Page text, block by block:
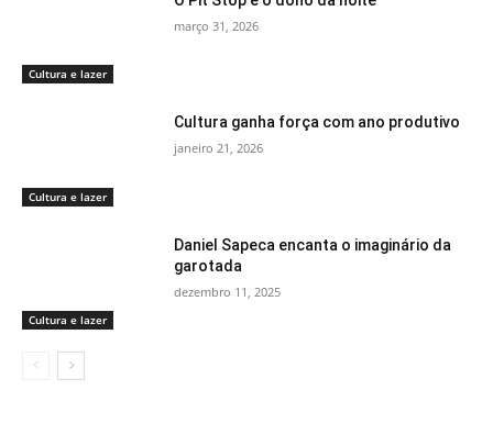
Cultura e lazer
março 31, 2026
Cultura e lazer
Cultura ganha força com ano produtivo
janeiro 21, 2026
Cultura e lazer
Daniel Sapeca encanta o imaginário da
garotada
dezembro 11, 2025